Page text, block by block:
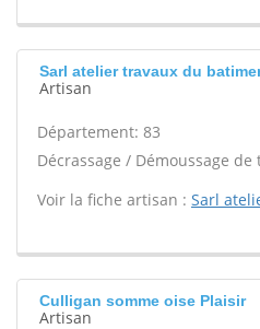
Sarl atelier travaux du
Artisan
Département: 83
Décrassage / Démoussage de
Voir la fiche artisan : Sarl
Culligan somme oise Plaisir
Artisan